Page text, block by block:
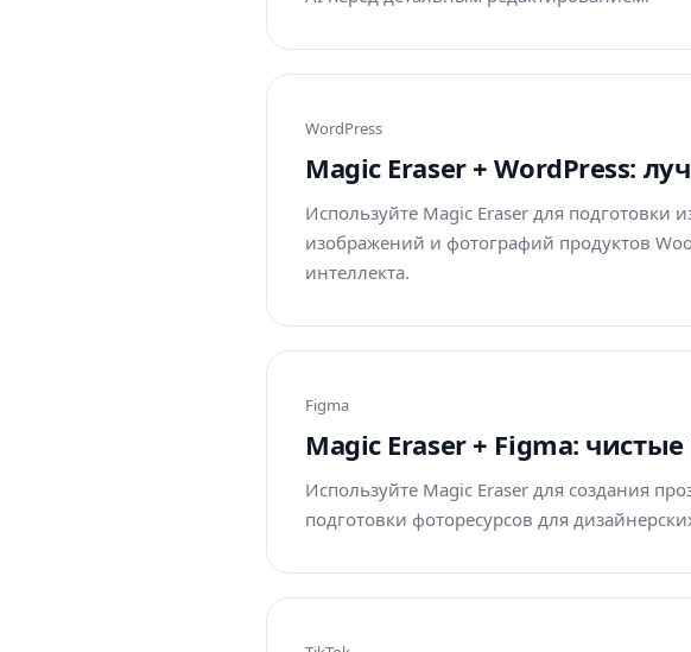
WordPress
Magic Eraser + WordPress:
Используйте Magic Eraser для
изображений и фотографий продуктов
интеллекта.
Figma
Magic Eraser + Figma:
Используйте Magic Eraser для создания
подготовки фоторесурсов для